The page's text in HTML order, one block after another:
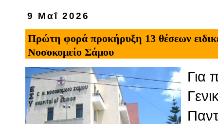
9 Μαΐ 2026
Πρώτη φορά προκήρυξη 13 θέσεων
Νοσοκομείο Σάμου
Για